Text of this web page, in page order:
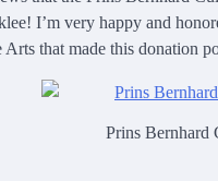
I’m very happy and
that made this donation
Prins Bernhard